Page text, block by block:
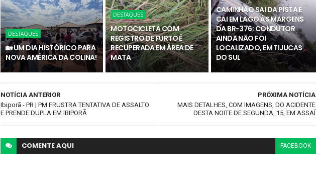
DESTAQUES
🏡 UM DIA HISTÓRICO PARA
NOVA AMÉRICA DA COLINA!
DESTAQUES
MOTOCICLETA COM
REGISTRO DE FURTO É
RECUPERADA EM ÁREA DE
MATA
CAMINHÃO SAI DA PISTA E
CAI EM LAGO ÀS MARGENS
DA BR-376; CONDUTOR
AINDA NÃO FOI
LOCALIZADO, EM TIJUCAS
DO SUL
PRÓXIMA NOTÍCIA
MAIS DETALHES, COM IMAGENS, DO ACIDENTE
DESTA NOITE DE SEGUNDA, 15, EM ASSAÍ
NOTÍCIA ANTERIOR
Ibiporã - PR | ​PM FRUSTRA TENTATIVA DE ASSALTO
E PRENDE DUPLA EM IBIPORÃ
COMENTEAQUI FACEBOOK